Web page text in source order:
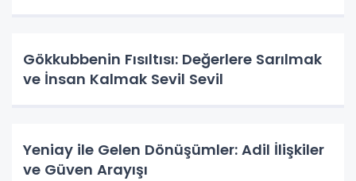
Gökkubbenin Fısıltısı: Değerlere Sarılmak
ve İnsan Kalmak Sevil Sevil
Yeniay ile Gelen Dönüşümler: Adil İlişkiler
ve Güven Arayışı